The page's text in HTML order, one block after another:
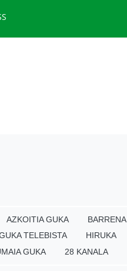
AZKOITIA GUKA
BARRENA
TELEBISTA
HIRUKA
GUKA 28 KANALA